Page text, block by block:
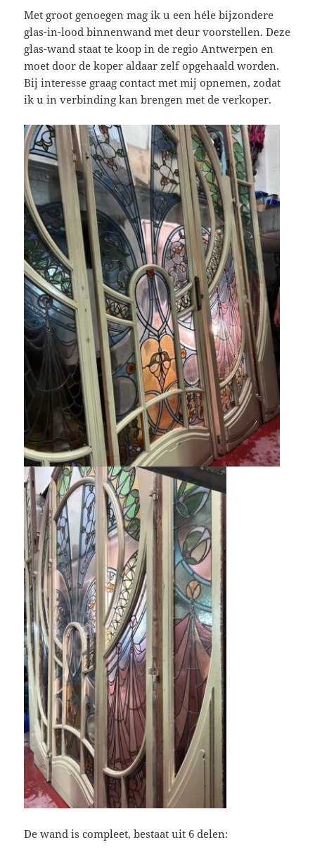
Met groot genoegen mag ik u een héle bijzondere
glas-in-lood binnenwand met deur voorstellen. Deze
glas-wand staat te koop in de regio Antwerpen en
moet door de koper aldaar zelf opgehaald worden.
Bij interesse graag contact met mij opnemen, zodat
ik u in verbinding kan brengen met de verkoper.
De wand is compleet, bestaat uit 6 delen: